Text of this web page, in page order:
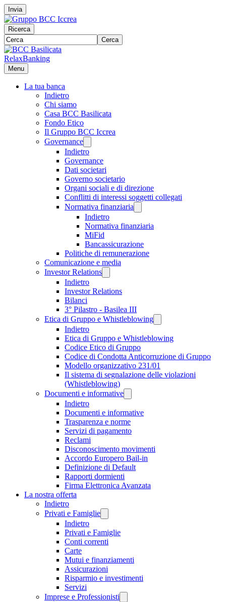
Invia
Ricerca
Cerca
RelaxBanking
Menu
La tua banca
Indietro
Chi siamo
Casa BCC Basilicata
Fondo Etico
Il Gruppo BCC Iccrea
Governance
Indietro
Governance
Dati societari
Governo societario
Organi sociali e di direzione
Conflitti di interessi soggetti collegati
Normativa finanziaria
Indietro
Normativa finanziaria
MiFid
Bancassicurazione
Politiche di remunerazione
Comunicazione e media
Investor Relations
Indietro
Investor Relations
Bilanci
3° Pilastro - Basilea III
Etica di Gruppo e Whistleblowing
Indietro
Etica di Gruppo e Whistleblowing
Codice Etico di Gruppo
Codice di Condotta Anticorruzione di Gruppo
Modello organizzativo 231/01
Il sistema di segnalazione delle violazioni
(Whistleblowing)
Documenti e informative
Indietro
Documenti e informative
Trasparenza e norme
Servizi di pagamento
Reclami
Disconoscimento movimenti
Accordo Europero Bail-in
Definizione di Default
Rapporti dormienti
Firma Elettronica Avanzata
La nostra offerta
Indietro
Privati e Famiglie
Indietro
Privati e Famiglie
Conti correnti
Carte
Mutui e finanziamenti
Assicurazioni
Risparmio e investimenti
Servizi
Imprese e Professionisti